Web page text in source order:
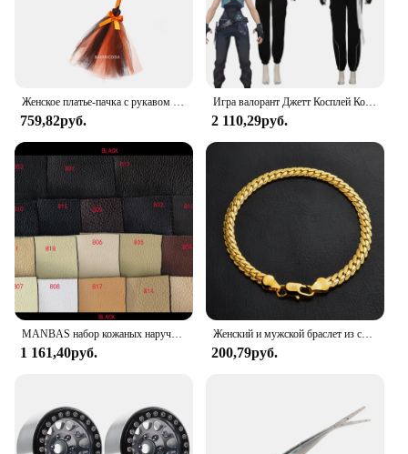
Женское платье-пачка с рукавом «летучая мышь»
759,82руб.
Игра валорант Джетт Косплей Костюм Хэллоуин Карнавальный костюм комбинезон наряды подарок
2 110,29руб.
MANBAS набор кожаных наручных диванов для гостиной/muebles de sala диван из натуральной кожи
1 161,40руб.
Женский и мужской браслет из серебра 925 пробы, с цепочкой 5 мм
200,79руб.